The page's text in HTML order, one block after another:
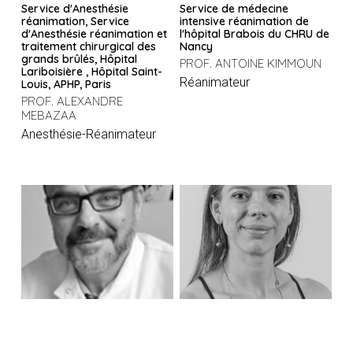
Service d'Anesthésie
réanimation, Service
d'Anesthésie réanimation et
traitement chirurgical des
grands brûlés, Hôpital
Lariboisière , Hôpital Saint-
Louis, APHP, Paris
PROF. ALEXANDRE
MEBAZAA
Anesthésie-Réanimateur
Service de médecine
intensive réanimation de
l'hôpital Brabois du CHRU de
Nancy
PROF. ANTOINE KIMMOUN
Réanimateur